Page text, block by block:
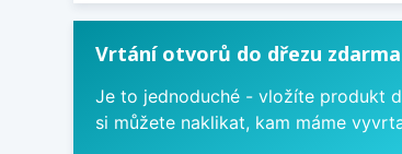
Vrtání otvorů do dřezu zdarma
Je to jednoduché - vložíte produkt
si můžete naklikat, kam máme